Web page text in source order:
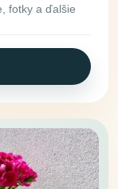
fotky a ďalšie